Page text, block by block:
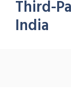
Third-
India